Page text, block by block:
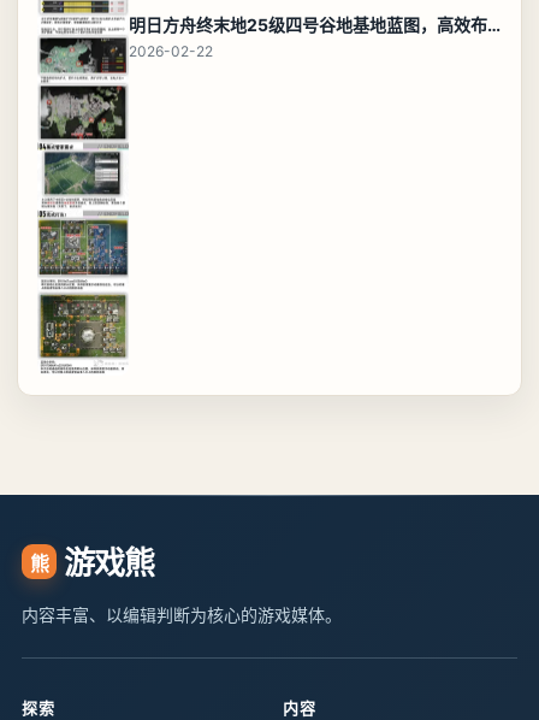
明日方舟终末地25级四号谷地基地蓝图，高效布局规划
2026-02-22
熊 游戏熊
内容丰富、以编辑判断为核心的游戏媒体。
探索 内容